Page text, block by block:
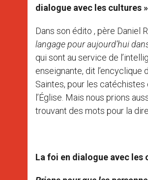
dialogue avec les cultures
Dans son édito , père Daniel
langage pour aujourd’hui
qui sont au service de
enseignante, dit l’encyclique
Saintes, pour les
l’Église. Mais nous prions
trouvant des mots pour la
La foi en dialogue avec les